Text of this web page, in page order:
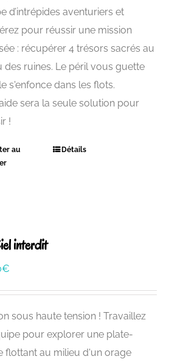
d’intrépides aventuriers et
pour réussir une mission
: récupérer 4 trésors sacrés au
des ruines. Le péril vous guette
s'enfonce dans les flots.
sera la seule solution pour
!
au
Détails
interdit
€
sous haute tension ! Travaillez
pour explorer une plate-
flottant au milieu d'un orage